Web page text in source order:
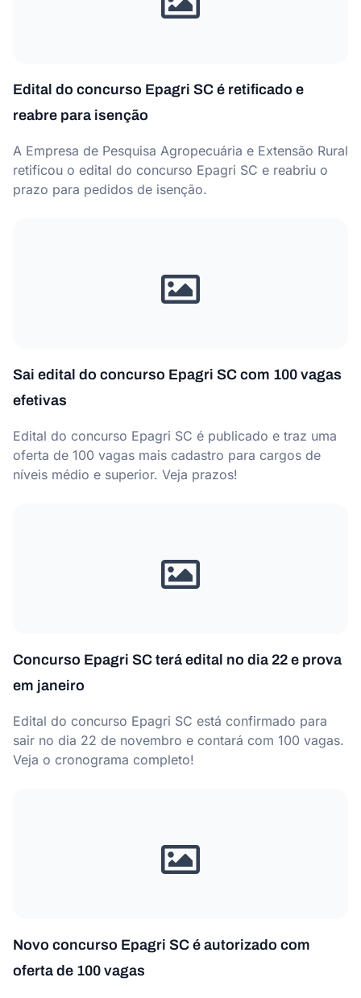
Edital do concurso Epagri SC é retificado e
reabre para isenção
A Empresa de Pesquisa Agropecuária e Extensão Rural
retificou o edital do concurso Epagri SC e reabriu o
prazo para pedidos de isenção.
Sai edital do concurso Epagri SC com 100 vagas
efetivas
Edital do concurso Epagri SC é publicado e traz uma
oferta de 100 vagas mais cadastro para cargos de
níveis médio e superior. Veja prazos!
Concurso Epagri SC terá edital no dia 22 e prova
em janeiro
Edital do concurso Epagri SC está confirmado para
sair no dia 22 de novembro e contará com 100 vagas.
Veja o cronograma completo!
Novo concurso Epagri SC é autorizado com
oferta de 100 vagas